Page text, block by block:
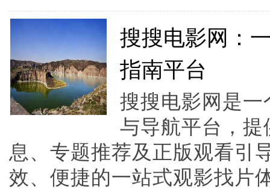
搜搜电影网：
指南平台
搜搜电影网是
与导航平台，
息、专题推荐及正版观看引
效、便捷的一站式观影找片